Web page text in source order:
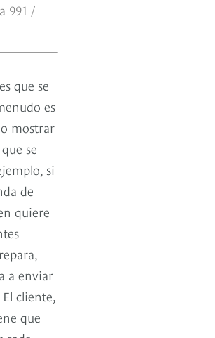
991 /
que se
es
mostrar
se
si
de
quiere
a enviar
cliente,
que